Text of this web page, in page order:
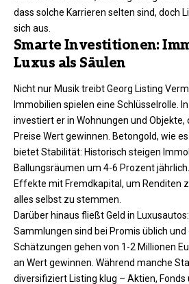
dass solche Karrieren selten sind, doch
sich aus.​
Smarte Investitionen:
Luxus als Säulen
Nicht nur Musik treibt Georg Listing
Immobilien spielen eine Schlüsselrolle.
investiert er in Wohnungen und Objekte,
Preise Wert gewinnen. Betongold, wie
bietet Stabilität: Historisch steigen
Ballungsräumen um 4-6 Prozent
Effekte mit Fremdkapital, um Renditen
alles selbst zu stemmen.
Darüber hinaus fließt Geld in
Sammlungen sind bei Promis üblich und
Schätzungen gehen von 1-2 Millionen
an Wert gewinnen. Während manche
diversifiziert Listing klug – Aktien, Fonds